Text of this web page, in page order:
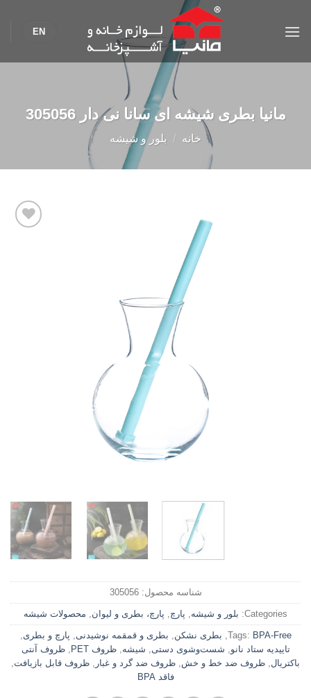
EN
مانیا بطری شیشه ای سانا نی دار 305056
خانه / بلور و شیشه
شناسه محصول:305056
Categories: بلور و شیشه پارچ پارچ، بطری و لیوان محصولات شیشه
Tags: BPA-Free بطری نشکن بطری و قمقمه نوشیدنی پارچ و بطری
تاییدیه ستاد نانو
شست‌وشوی دستی شیشه ,ظروف PET ,ظروف آنتی
باکتریال ظروف ضد خط و خش ظروف ضد گرد و غبار ظروف قابل بازیافت
فاقد BPA